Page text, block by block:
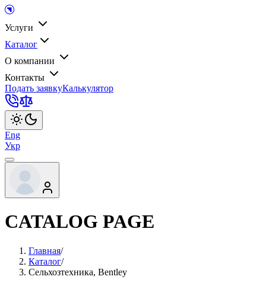
Услуги
Каталог
О компании
Контакты
Подать заявкуКалькулятор
Eng
Укр
CATALOG PAGE
Главная/
Каталог/
Сельхозтехника, Bentley